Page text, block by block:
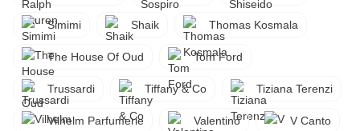
Simimi Shaik Thomas Kosmala
The House Of Oud Tom Ford
Trussardi Tiffany & Co Tiziana Terenzi
Vilhelm Parfumerie Valentino V Canto